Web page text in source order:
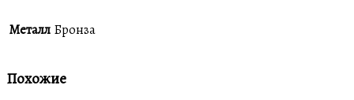
Металл Бронза
Похожие